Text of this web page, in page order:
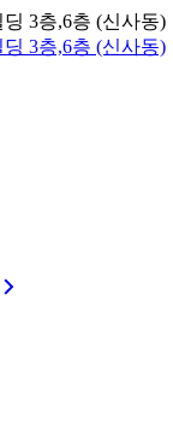
3층,6층 (신사동)
3층,6층 (신사동)